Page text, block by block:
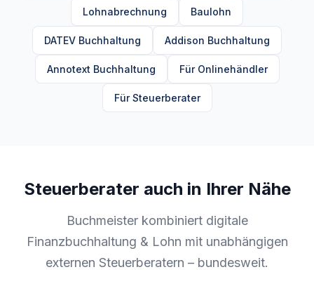
Lohnabrechnung Baulohn
DATEV Buchhaltung Addison Buchhaltung
Annotext Buchhaltung Für Onlinehändler
Für Steuerberater
Steuerberater auch in Ihrer Nähe
Buchmeister kombiniert digitale
Finanzbuchhaltung & Lohn mit unabhängigen
externen Steuerberatern – bundesweit.